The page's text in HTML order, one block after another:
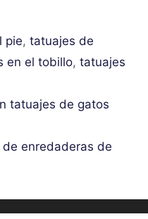
pie,tatuajes de
en el tobillo, tatuajes
tatuajes de gatos
enredaderas de